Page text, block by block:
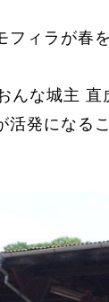
ィラが春
な城主 直
発になる